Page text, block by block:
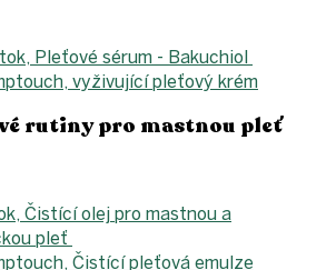
Pleťové sérum - Bakuchiol
vyživující pleťový krém
rutiny pro mastnou pleť
Čistící olej pro mastnou a
pleť
Čistící pleťová emulze